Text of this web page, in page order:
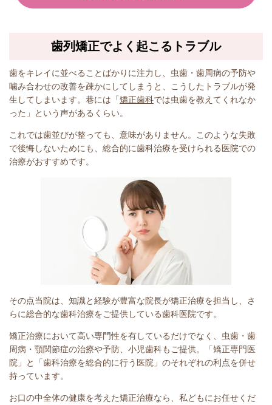
歯列矯正でよく起こるトラブル
歯をキレイに並べることばかりに注力し、虫歯・歯周病の予防や
噛み合わせの改善を疎かにしてしまうと、こうしたトラブルが発
生してしまいます。巷には「矯正歯科では虫歯を教えてくれなか
った」という声があるくらい。
これでは歯並びが整っても、意味がありません。このような失敗
で後悔しないためにも、総合的に歯科治療を受けられる医院での
治療がおすすめです。
その点当院は、知識と経験が豊富な院長が矯正治療を担当し、さ
らに総合的な歯科治療をご提供している歯科医院です。
矯正治療において高い専門性を有しているだけでなく、虫歯・歯
周病・顎関節症の治療や予防、小児歯科もご提供。「矯正専門医
院」と「歯科治療を総合的に行う医院」のそれぞれの利点を併せ
持っています。
お口の中全体の健康を考えた矯正治療なら、私どもにお任せくだ